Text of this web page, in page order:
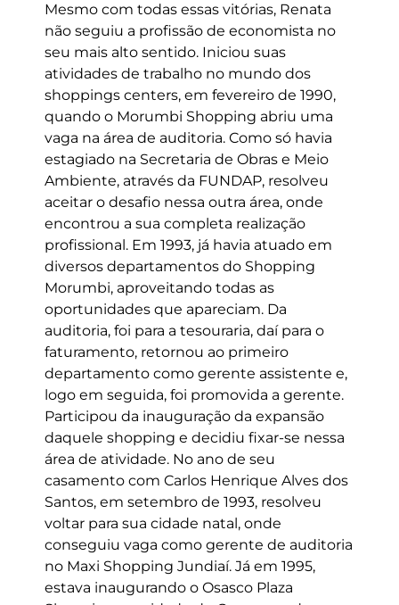
Mesmo com todas essas vitórias, Renata
não seguiu a profissão de economista no
seu mais alto sentido. Iniciou suas
atividades de trabalho no mundo dos
shoppings centers, em fevereiro de 1990,
quando o Morumbi Shopping abriu uma
vaga na área de auditoria. Como só havia
estagiado na Secretaria de Obras e Meio
Ambiente, através da FUNDAP, resolveu
aceitar o desafio nessa outra área, onde
encontrou a sua completa realização
profissional. Em 1993, já havia atuado em
diversos departamentos do Shopping
Morumbi, aproveitando todas as
oportunidades que apareciam. Da
auditoria, foi para a tesouraria, daí para o
faturamento, retornou ao primeiro
departamento como gerente assistente e,
logo em seguida, foi promovida a gerente.
Participou da inauguração da expansão
daquele shopping e decidiu fixar-se nessa
área de atividade. No ano de seu
casamento com Carlos Henrique Alves dos
Santos, em setembro de 1993, resolveu
voltar para sua cidade natal, onde
conseguiu vaga como gerente de auditoria
no Maxi Shopping Jundiaí. Já em 1995,
estava inaugurando o Osasco Plaza